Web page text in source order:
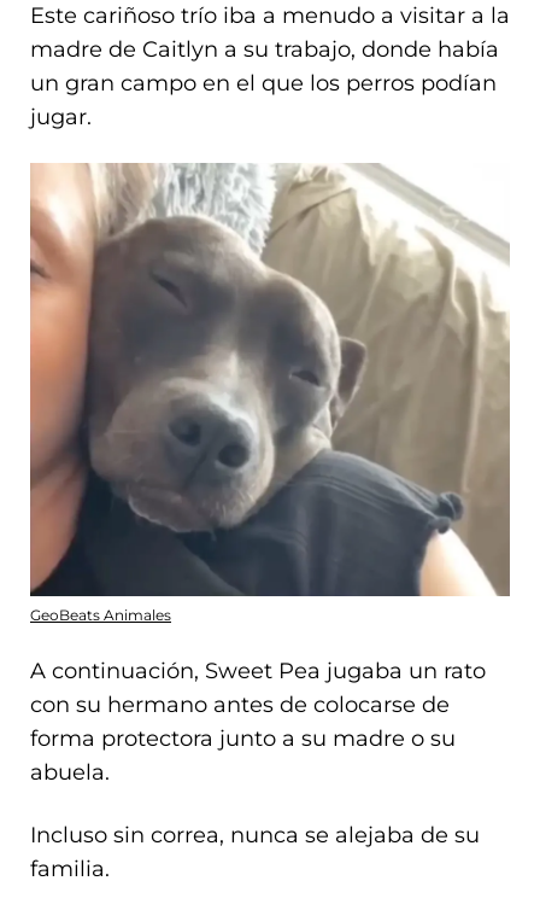
Este cariñoso trío iba a menudo a visitar a la
madre de Caitlyn a su trabajo, donde había
un gran campo en el que los perros podían
jugar.
GeoBeats Animales
A continuación, Sweet Pea jugaba un rato
con su hermano antes de colocarse de
forma protectora junto a su madre o su
abuela.
Incluso sin correa, nunca se alejaba de su
familia.